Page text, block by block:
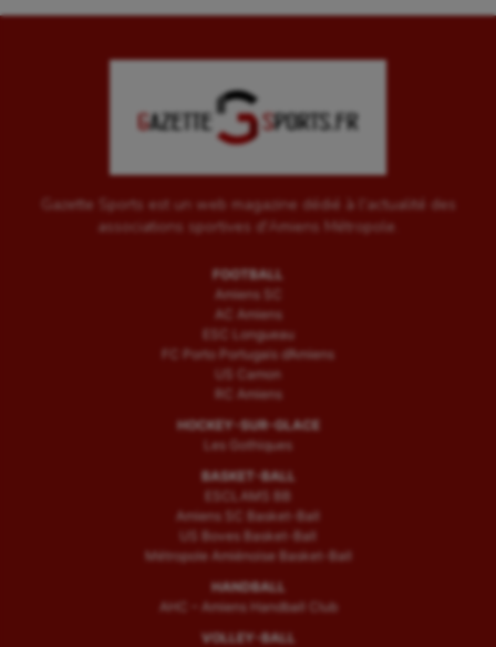
Gazette Sports est un web magazine dédié à l'actualité des
associations sportives d'Amiens Métropole.
FOOTBALL
Amiens SC
AC Amiens
ESC Longueau
FC Porto Portugais d’Amiens
US Camon
RC Amiens
HOCKEY-SUR-GLACE
Les Gothiques
BASKET-BALL
ESCLAMS BB
Amiens SC Basket-Ball
US Boves Basket-Ball
Métropole Amiénoise Basket-Ball
HANDBALL
AHC – Amiens Handball Club
VOLLEY-BALL